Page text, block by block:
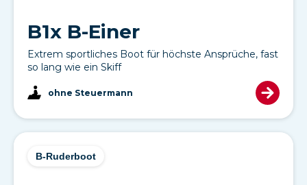
B1x B-Einer
Extrem sportliches Boot für höchste Ansprüche, fast
so lang wie ein Skiff
ohne Steuermann
B-Ruderboot